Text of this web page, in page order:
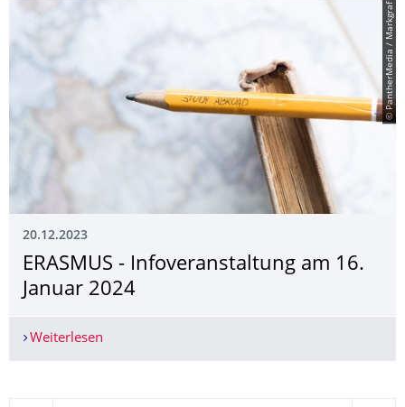
© PantherMedia / Markgraf
20.12.2023
ERASMUS - Infoveranstaltung am 16.
Januar 2024
Weiterlesen